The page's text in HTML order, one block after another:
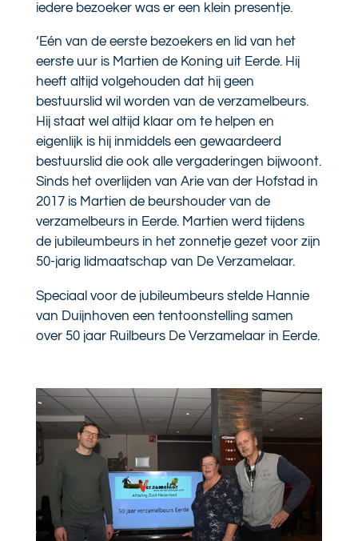
iedere bezoeker was er een klein presentje.
‘Eén van de eerste bezoekers en lid van het
eerste uur is Martien de Koning uit Eerde. Hij
heeft altijd volgehouden dat hij geen
bestuurslid wil worden van de verzamelbeurs.
Hij staat wel altijd klaar om te helpen en
eigenlijk is hij inmiddels een gewaardeerd
bestuurslid die ook alle vergaderingen bijwoont.
Sinds het overlijden van Arie van der Hofstad in
2017 is Martien de beurshouder van de
verzamelbeurs in Eerde. Martien werd tijdens
de jubileumbeurs in het zonnetje gezet voor zijn
50-jarig lidmaatschap van De Verzamelaar.
Speciaal voor de jubileumbeurs stelde Hannie
van Duijnhoven een tentoonstelling samen
over 50 jaar Ruilbeurs De Verzamelaar in Eerde.